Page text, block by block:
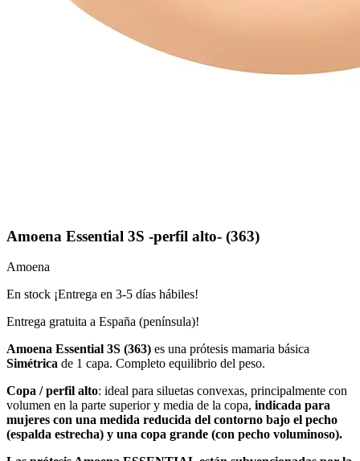
Amoena Essential 3S -perfil alto- (363)
Amoena
En stock ¡Entrega en 3-5 días hábiles!
Entrega gratuita a España (península)!
Amoena Essential 3S (363) es una prótesis mamaria básica
Simétrica de 1 capa. Completo equilibrio del peso.
Copa / perfil alto: ideal para siluetas convexas, principalmente con
volumen en la parte superior y media de la copa, indicada para
mujeres con una medida reducida del contorno bajo el pecho
(espalda estrecha) y una copa grande (con pecho voluminoso).